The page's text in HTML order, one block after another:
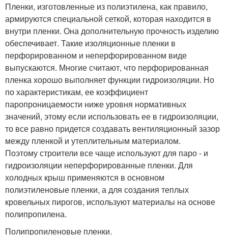
Пленки, изготовленные из полиэтилена, как правило,
армируются специальной сеткой, которая находится в
внутри пленки. Она дополнительную прочность изделию
обеспечивает. Такие изоляционные пленки в
перфорированном и неперфорированном виде
выпускаются. Многие считают, что перфорированная
пленка хорошо выполняет функции гидроизоляции. Но
по характеристикам, ее коэффициент
паропроницаемости ниже уровня нормативных
значений, этому если использовать ее в гидроизоляции,
то все равно придется создавать вентиляционный зазор
между пленкой и утеплительным материалом.
Поэтому строители все чаще используют для паро - и
гидроизоляции неперфорированные пленки. Для
холодных крыш применяются в основном
полиэтиленовые пленки, а для создания теплых
кровельных пирогов, используют материалы на основе
полипропилена.
Полипропиленовые пленки.